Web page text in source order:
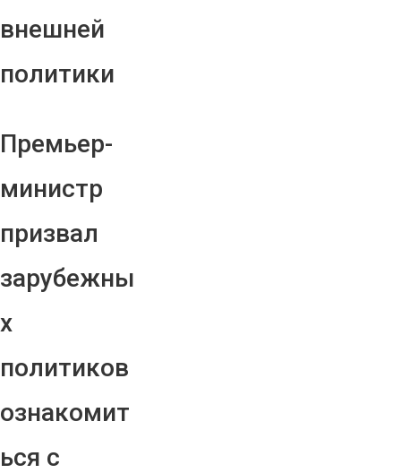
внешней
политики
Премьер-
министр
призвал
зарубежны
х
политиков
ознакомит
ься с